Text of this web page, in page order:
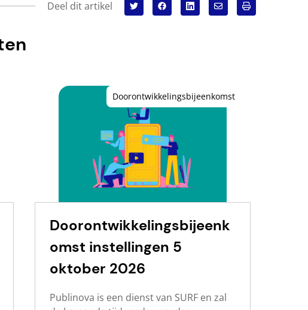
Deel dit artikel
Doorontwikkelingsbijeenk
omst instellingen 5
oktober 2026
Publinova is een dienst van SURF en zal
Doorontwikkelingsbijeenkomst